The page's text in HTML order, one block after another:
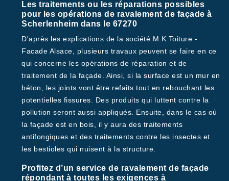
Les traitements ou les réparations possibles
pour les opérations de ravalement de façade à
Scherlenheim dans le 67270
D'après les explications de la société M.K Toiture -
Facade Alsace, plusieurs travaux peuvent se faire en ce
qui concerne les opérations de réparation et de
traitement de la façade. Ainsi, si la surface est un mur en
béton, les joints vont être refaits tout en rebouchant les
potentielles fissures. Des produits qui luttent contre la
pollution seront aussi appliqués. Ensuite, dans le cas où
la façade est en bois, il y aura des traitements
antifongiques et des traitements contre les insectes et
les bestioles qui nuisent à la structure.
Profitez d’un service de ravalement de façade
répondant à toutes les exigences à